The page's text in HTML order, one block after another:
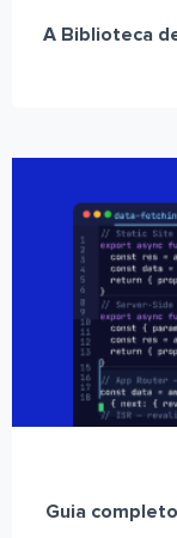
A Biblioteca
Guia